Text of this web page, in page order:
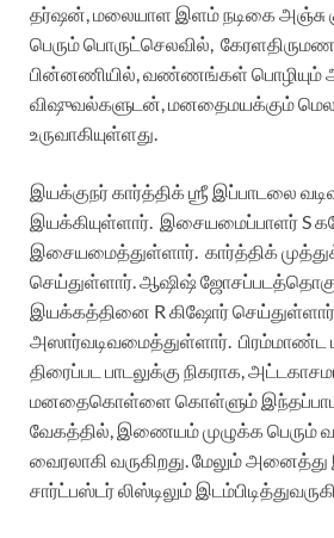
தர்ஷன்,மலையாள இளம்நடிகைஅஞ்சு
பெரும்பொருட்செலவில், கேரளதிருமண
பின்னணியில்,வண்ணங்கள் பொழியும்
விஷுவல்களுடன்,மனதைமயக்கும்
உருவாகியுள்ளது.
இயக்குநர்கார்த்திக்ஶ்ரீ இப்பாடலை
இயக்கியுள்ளார். இசையமைப்பாளர்S
இசையமைத்துள்ளார். கார்த்திக்
செய்துள்ளார்.ஆஷிஷ்ஜோசப்
இயக்கத்தினை R கிஷோர்செய்துள்ளார்
அஸார்வடிவமைத்துள்ளார். பிரம்மாண்ட
திரைப்பட பாடலுக்கு நிகராக,
மனதைகொள்ளை கொள்ளும்
வேகத்தில், இணையம்முழுக்கபெரும்
வைரலாகி வருகிறது.மேலும்அனைத்து
சார்ட்பஸ்டர்லிஸ்டிலும் இடம்பிடித்து